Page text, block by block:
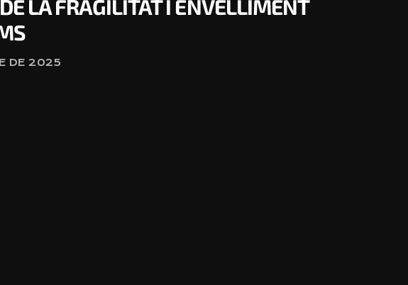
LA FRAGILITAT I ENVELLIMENT
DE 2025